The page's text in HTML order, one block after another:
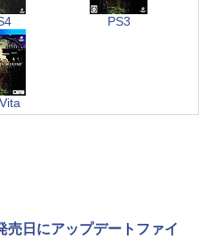
PS3
売日にアップデートファイ